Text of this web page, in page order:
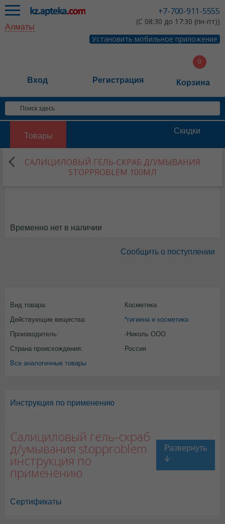
+7-700-911-5555
(С 08:30 до 17:30 (пн-пт))
Установить мобильное приложение
Алматы
Вход Регистрация Корзина
Товары
Скидки
САЛИЦИЛОВЫЙ ГЕЛЬ-СКРАБ Д/УМЫВАНИЯ
STOPPROBLEM 100МЛ
Временно нет в наличии
Сообщить о поступлении
Вид товара:
Косметика
Действующие вещества:
*гигиена и косметика
Производитель:
-Николь ООО
Страна происхождения:
Россия
Все аналогичные товары
Инструкция по применению
Салициловый гель-скраб
д/умывания stopproblem
инструкция по
применению
Сертификаты